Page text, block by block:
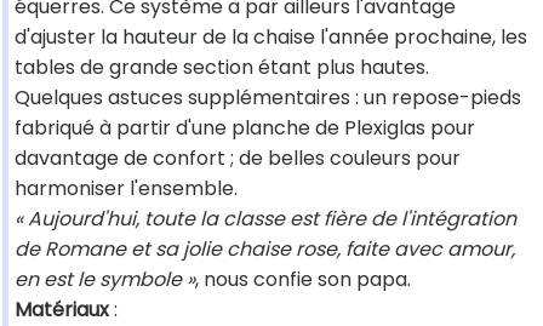
équerres. Ce système a par ailleurs l'avantage
d'ajuster la hauteur de la chaise l'année prochaine, les
tables de grande section étant plus hautes.
Quelques astuces supplémentaires : un repose-pieds
fabriqué à partir d'une planche de Plexiglas pour
davantage de confort ; de belles couleurs pour
harmoniser l'ensemble.
« Aujourd'hui, toute la classe est fière de l'intégration
de Romane et sa jolie chaise rose, faite avec amour,
en est le symbole », nous confie son papa.
Matériaux: